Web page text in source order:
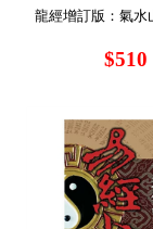
龍經增訂版：氣水
$510